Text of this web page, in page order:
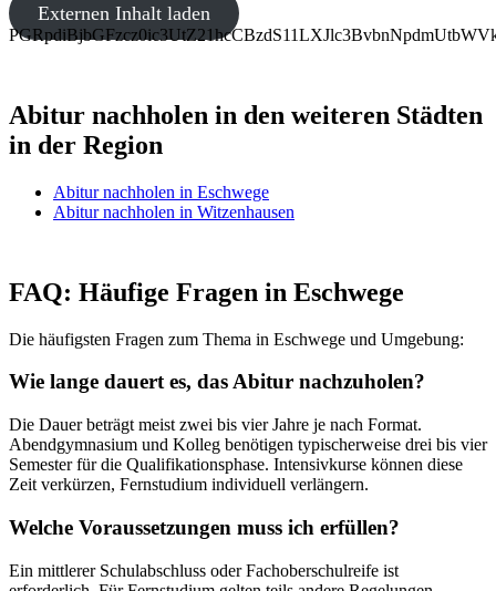
Externen Inhalt laden
Abitur nachholen in den weiteren Städten
in der Region
Abitur nachholen in Eschwege
Abitur nachholen in Witzenhausen
FAQ: Häufige Fragen in Eschwege
Die häufigsten Fragen zum Thema in Eschwege und Umgebung:
Wie lange dauert es, das Abitur nachzuholen?
Die Dauer beträgt meist zwei bis vier Jahre je nach Format.
Abendgymnasium und Kolleg benötigen typischerweise drei bis vier
Semester für die Qualifikationsphase. Intensivkurse können diese
Zeit verkürzen, Fernstudium individuell verlängern.
Welche Voraussetzungen muss ich erfüllen?
Ein mittlerer Schulabschluss oder Fachoberschulreife ist